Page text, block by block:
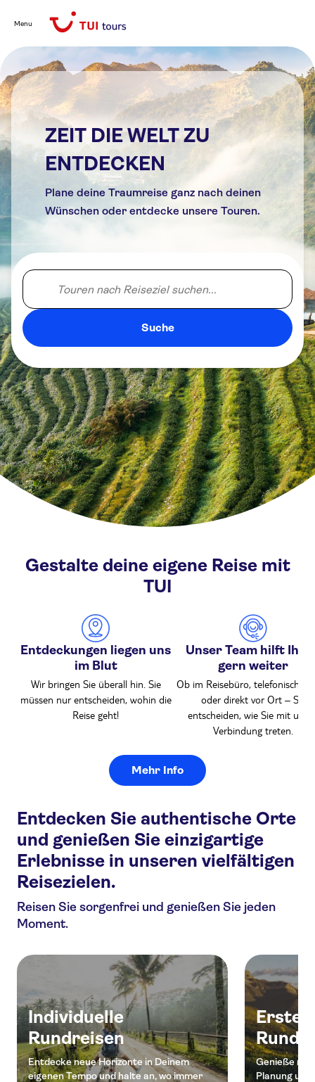
Menu
ZEIT DIE WELT ZU
ENTDECKEN
Plane deine Traumreise ganz nach deinen
Wünschen oder entdecke unsere Touren.
Suche
Gestalte deine eigene Reise mit
TUI
Entdeckungen liegen uns
im Blut
Wir bringen Sie überall hin. Sie
müssen nur entscheiden, wohin die
Reise geht!
Unser Team hilft
gern weiter
Ob im Reisebüro, telefonisch,
oder direkt vor Ort – Sie
entscheiden, wie Sie mit uns
Verbindung treten.
Mehr Info
Entdecken Sie authentische Orte
und genießen Sie einzigartige
Erlebnisse in unseren vielfältigen
Reisezielen.
Reisen Sie sorgenfrei und genießen Sie jeden
Moment.
Individuelle
Rundreisen
Entdecke neue Horizonte in Deinem
eigenen Tempo und halte an, wo immer
Genieße
Planung